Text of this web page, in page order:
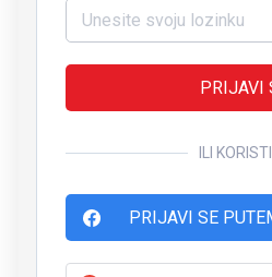
PRIJAVI
ILI
PRIJAVI SE